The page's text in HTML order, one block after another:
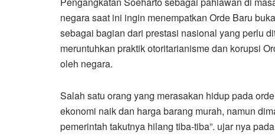
negara saat ini ingin menempatkan Orde Baru
sebagai bagian dari prestasi nasional yang perlu
meruntuhkan praktik otoritarianisme dan korupsi
oleh negara.
Salah satu orang yang merasakan hidup pada
ekonomi naik dan harga barang murah, namun
pemerintah takutnya hilang tiba-tiba”. ujar nya